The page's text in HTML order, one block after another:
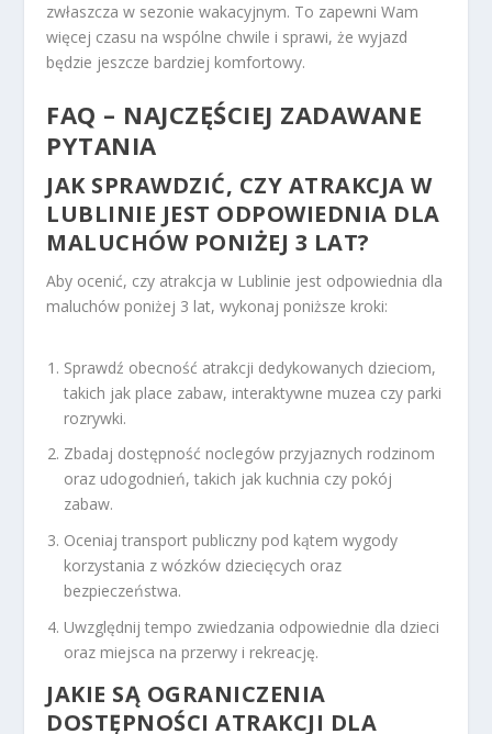
zwłaszcza w sezonie wakacyjnym. To zapewni Wam
więcej czasu na wspólne chwile i sprawi, że wyjazd
będzie jeszcze bardziej komfortowy.
FAQ – NAJCZĘŚCIEJ ZADAWANE
PYTANIA
JAK SPRAWDZIĆ, CZY ATRAKCJA W
LUBLINIE JEST ODPOWIEDNIA DLA
MALUCHÓW PONIŻEJ 3 LAT?
Aby ocenić, czy atrakcja w Lublinie jest odpowiednia dla
maluchów poniżej 3 lat, wykonaj poniższe kroki:
Sprawdź obecność atrakcji dedykowanych dzieciom,
takich jak place zabaw, interaktywne muzea czy parki
rozrywki.
Zbadaj dostępność noclegów przyjaznych rodzinom
oraz udogodnień, takich jak kuchnia czy pokój
zabaw.
Oceniaj transport publiczny pod kątem wygody
korzystania z wózków dziecięcych oraz
bezpieczeństwa.
Uwzględnij tempo zwiedzania odpowiednie dla dzieci
oraz miejsca na przerwy i rekreację.
JAKIE SĄ OGRANICZENIA
DOSTĘPNOŚCI ATRAKCJI DLA